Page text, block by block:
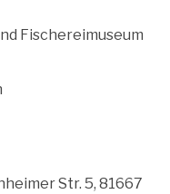
Fischereimuseum
Str. 5, 81667